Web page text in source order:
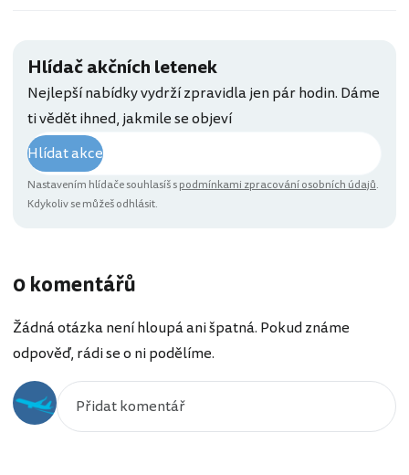
Hlídač akčních letenek
Nejlepší nabídky vydrží zpravidla jen pár hodin. Dáme
ti vědět ihned, jakmile se objeví
Hlídat akce
Nastavením hlídače souhlasíš spodmínkami zpracování osobních údajů.
Kdykoliv se můžeš odhlásit.
0 komentářů
Žádná otázka není hloupá ani špatná. Pokud známe
odpověď, rádi se o ni podělíme.